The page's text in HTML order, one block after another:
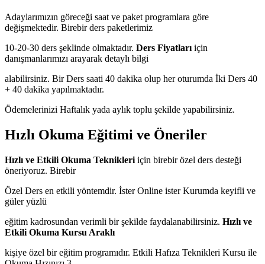
Adaylarımızın göreceği saat ve paket programlara göre
değişmektedir. Birebir ders paketlerimiz
10-20-30 ders şeklinde olmaktadır. Ders Fiyatları için
danışmanlarımızı arayarak detaylı bilgi
alabilirsiniz. Bir Ders saati 40 dakika olup her oturumda İki Ders 40
+ 40 dakika yapılmaktadır.
Ödemelerinizi Haftalık yada aylık toplu şekilde yapabilirsiniz.
Hızlı Okuma Eğitimi ve Öneriler
Hızlı ve Etkili Okuma Teknikleri için birebir özel ders desteği
öneriyoruz. Birebir
Özel Ders en etkili yöntemdir. İster Online ister Kurumda keyifli ve
güler yüzlü
eğitim kadrosundan verimli bir şekilde faydalanabilirsiniz. Hızlı ve
Etkili Okuma Kursu Araklı
kişiye özel bir eğitim programıdır. Etkili Hafıza Teknikleri Kursu ile